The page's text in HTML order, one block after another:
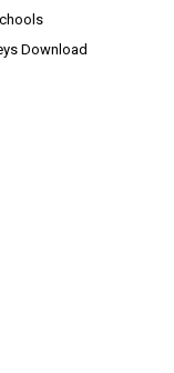
Download